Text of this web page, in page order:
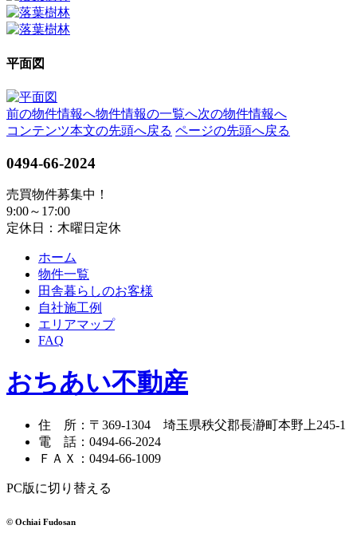
平面図
前の物件情報へ物件情報の一覧へ次の物件情報へ
コンテンツ本文の先頭へ戻る ページの先頭へ戻る
0494-66-2024
売買物件募集中！
9:00～17:00
定休日：木曜日定休
ホーム
物件一覧
田舎暮らしのお客様
自社施工例
エリアマップ
FAQ
おちあい不動産
住 所 ： 〒369-1304 埼玉県秩父郡長瀞町本野上245-1
電 話 ： 0494-66-2024
ＦＡＸ
： 0494-66-1009
PC版に切り替える
© Ochiai Fudosan